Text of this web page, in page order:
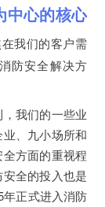
中心的核心
在我们的客户需
防安全解决方
我们的一些业
、九小场所和
方面的重视程
全的投入也是
正式进入消防